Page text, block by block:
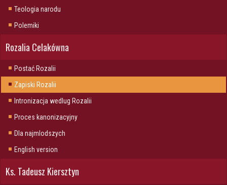
Teologia narodu
Polemiki
Rozalia Celakówna
Postać Rozalii
Zapiski Rozalii
Intronizacja wedlug Rozalii
Proces kanonizacyjny
Dla najmlodszych
English version
Ks. Tadeusz Kiersztyn